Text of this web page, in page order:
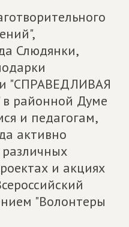
Слюдянки,
"СПРАВЕДЛИВАЯ
районной Думе
и педагогам,
активно
и акциях
"Волонтеры